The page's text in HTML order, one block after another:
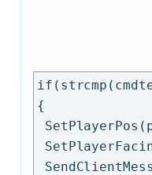
{
if
{
{